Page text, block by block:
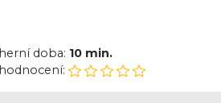
herní doba: 10 min.
hodnocení: